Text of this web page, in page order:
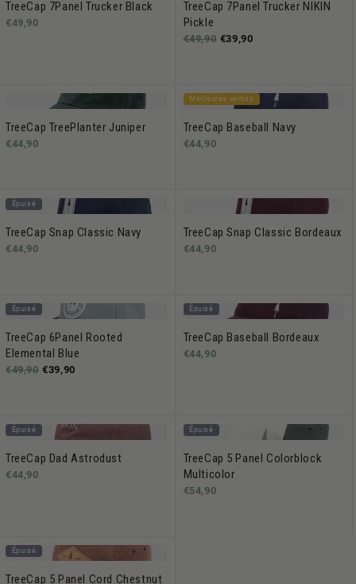
TreeCap 7Panel Trucker Black
€49,90
TreeCap 7Panel Trucker NIKIN
Pickle
€49,90 €39,90
TreeCap TreePlanter Juniper
€44,90
Meilleures ventes
TreeCap Baseball Navy
€44,90
Épuisé
TreeCap Snap Classic Navy
€44,90
TreeCap Snap Classic Bordeaux
€44,90
Épuisé
TreeCap 6Panel Rooted
Elemental Blue
€49,90 €39,90
Épuisé
TreeCap Baseball Bordeaux
€44,90
Épuisé
TreeCap Dad Astrodust
€44,90
Épuisé
TreeCap 5 Panel Colorblock
Multicolor
€54,90
Épuisé
TreeCap 5 Panel Cord Chestnut